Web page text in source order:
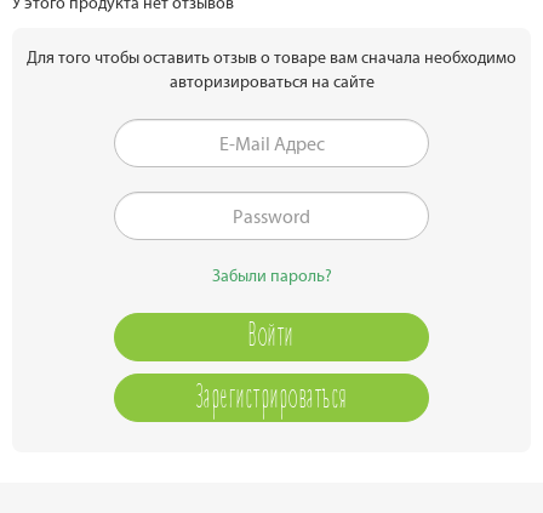
Для того чтобы оставить отзыв о товаре вам сначала необходимо
авторизироваться на сайте
Забыли пароль?
Зарегистрироваться